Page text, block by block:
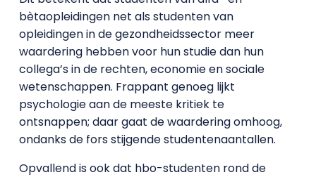
bètaopleidingen net als studenten van
opleidingen in de gezondheidssector meer
waardering hebben voor hun studie dan hun
collega’s in de rechten, economie en sociale
wetenschappen. Frappant genoeg lijkt
psychologie aan de meeste kritiek te
ontsnappen; daar gaat de waardering omhoog,
ondanks de fors stijgende studentenaantallen.
Opvallend is ook dat hbo-studenten rond de